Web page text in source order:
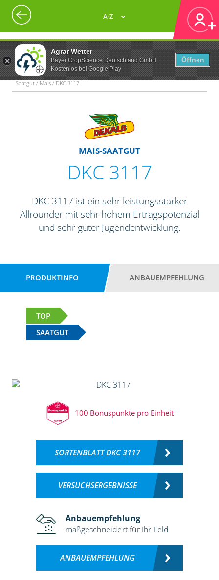
Agrar Wetter
Bayer CropScience Deutschland GmbH
Kostenlos bei Google Play
Öffnen
A-Z
Saatgut / Mais / DKC 3117
MAIS-SAATGUT
DKC 3117
DKC 3117 ist ein sehr leistungsstarker
Allrounder mit sehr hohem Ertragspotenzial
und sehr guter Jugendentwicklung.
PRODUKTINFO ANBAUEMPFEHLUNG
TOP
SAATGUT
100 Bonuspunkte pro Einheit
SORTENBLATT DKC 3117
VERSUCHSERGEBNISSE
Anbauempfehlung
maßgeschneidert für Ihr Feld
ANBAUEMPFEHLUNG